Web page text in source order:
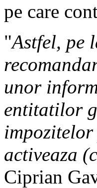
pe care
"Astfel, pe
unor
entitatilor
activeaza
Ciprian